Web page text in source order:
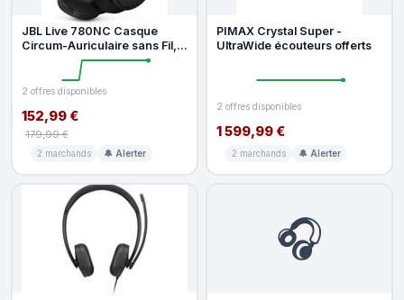
JBL Live 780NC Casque
Circum-Auriculaire sans Fil,
2 offres disponibles
152,99 €
179,99 €
2 marchands 🔔 Alerter
PIMAX Crystal Super -
UltraWide écouteurs offerts
2 offres disponibles
1 599,99 €
2 marchands 🔔 Alerter
🎧